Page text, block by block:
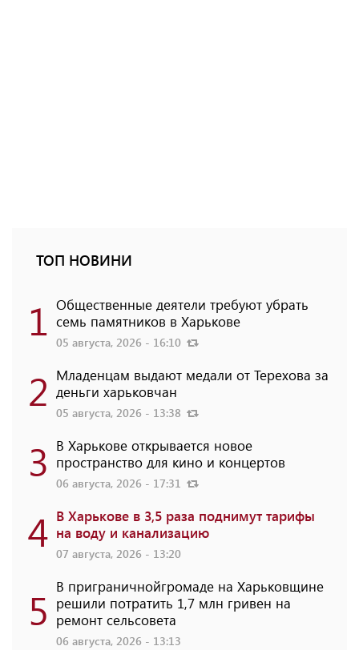
ТОП НОВИНИ
1 Общественные деятели требуют убрать
семь памятников в Харькове
05 августа, 2026 - 16:10
2 Младенцам выдают медали от Терехова за
деньги харьковчан
05 августа, 2026 - 13:38
3 В Харькове открывается новое
пространство для кино и концертов
06 августа, 2026 - 17:31
4 В Харькове в 3,5 раза поднимут тарифы
на воду и канализацию
07 августа, 2026 - 13:20
5 В приграничнойгромаде на Харьковщине
решили потратить 1,7 млн ​​гривен на
ремонт сельсовета
06 августа, 2026 - 13:13